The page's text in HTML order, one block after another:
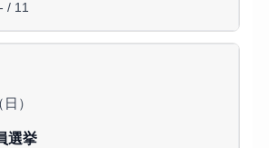
/ 11
）
選挙